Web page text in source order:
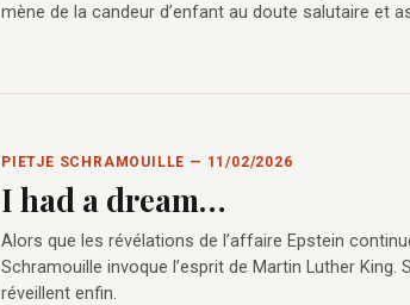
mène de la candeur d’enfant au doute salutaire et
PIETJE SCHRAMOUILLE — 11/02/2026
I had a dream…
Alors que les révélations de l’affaire Epstein
Schramouille invoque l’esprit de Martin Luther King.
réveillent enfin.